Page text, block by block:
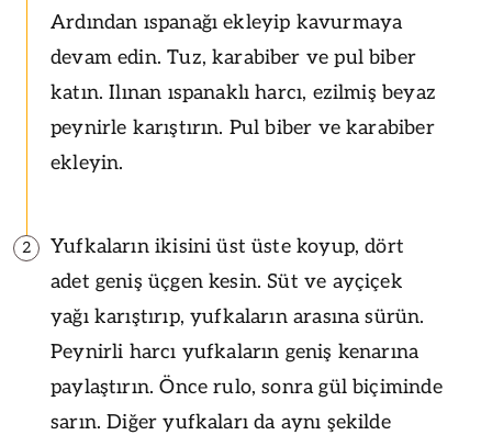
Ardından ıspanağı ekleyip kavurmaya
devam edin. Tuz, karabiber ve pul biber
katın. Ilınan ıspanaklı harcı, ezilmiş beyaz
peynirle karıştırın. Pul biber ve karabiber
ekleyin.
2
Yufkaların ikisini üst üste koyup, dört
adet geniş üçgen kesin. Süt ve ayçiçek
yağı karıştırıp, yufkaların arasına sürün.
Peynirli harcı yufkaların geniş kenarına
paylaştırın. Önce rulo, sonra gül biçiminde
sarın. Diğer yufkaları da aynı şekilde